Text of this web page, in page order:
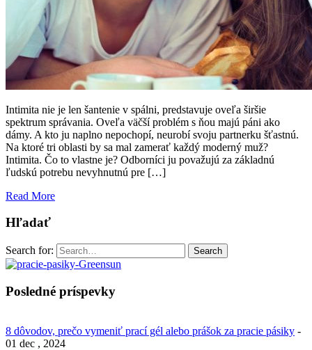
Intimita nie je len šantenie v spálni, predstavuje oveľa širšie
spektrum správania. Oveľa väčší problém s ňou majú páni ako
dámy. A kto ju naplno nepochopí, neurobí svoju partnerku šťastnú.
Na ktoré tri oblasti by sa mal zamerať každý moderný muž?
Intimita. Čo to vlastne je? Odborníci ju považujú za základnú
ľudskú potrebu nevyhnutnú pre […]
Read More
Hľadať
Search for: Search
Posledné príspevky
8 dôvodov, prečo vymeniť prací gél alebo prášok za pracie pásiky -
01 dec , 2024